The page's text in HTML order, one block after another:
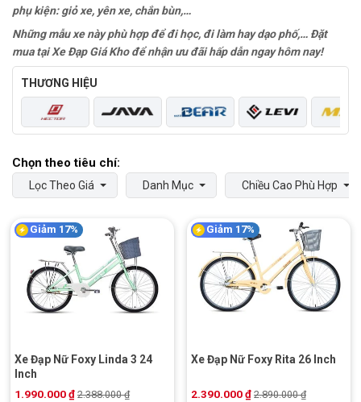
phụ kiện: giỏ xe, yên xe, chắn bùn,…
Những mẫu xe này phù hợp để đi học, đi làm hay dạo phố,… Đặt
mua tại Xe Đạp Giá Kho để nhận ưu đãi hấp dẫn ngay hôm nay!
THƯƠNG HIỆU
Lọc Theo Giá Danh Mục Chiều Cao Phù Hợp
Giảm 17%
Xe Đạp Nữ Foxy Linda 3 24
Inch
1.990.000₫ 2.388.000₫
Giảm 17%
Xe Đạp Nữ Foxy Rita 26 Inch
2.390.000₫ 2.890.000₫